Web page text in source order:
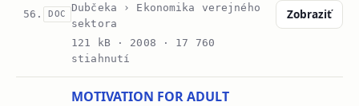
56. DOC
Dubčeka › Ekonomika verejného
sektora
121 kB · 2008 · 17 760
stiahnutí
Zobraziť
MOTIVATION FOR ADULT